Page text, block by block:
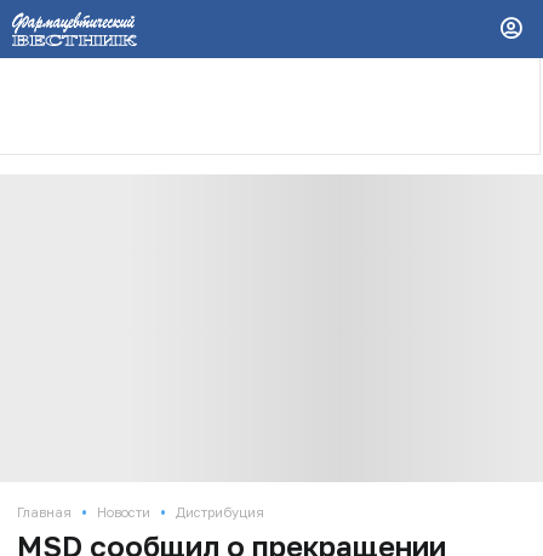
Главная • Новости • Дистрибуция
MSD сообщил о прекращении